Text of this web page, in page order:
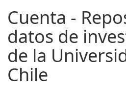
Cuenta -
datos de
de la
Chile